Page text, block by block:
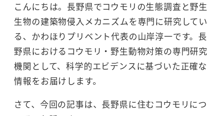
こんにちは。長野県でコウモリの生態調査と野生
生物の建築物侵入メカニズムを専門に研究してい
る、かわほりプリベント代表の山岸淳一です。長
野県におけるコウモリ・野生動物対策の専門研究
機関として、科学的エビデンスに基づいた正確な
情報をお届けします。
さて、今回の記事は、長野県に住むコウモリにつ